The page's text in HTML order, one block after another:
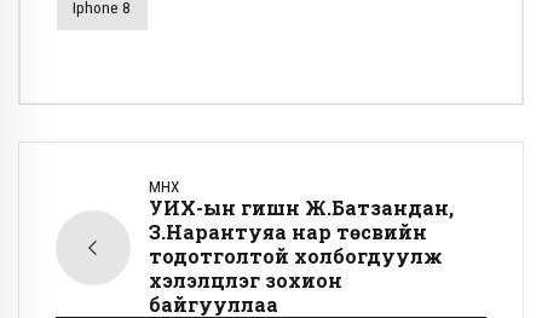
Iphone 8
ӨМНӨХ
УИХ-ын гишүүн Ж.Батзандан,
З.Нарантуяа нар төсвийн
тодотголтой холбогдуулж
хэлэлцүүлэг зохион
байгууллаа